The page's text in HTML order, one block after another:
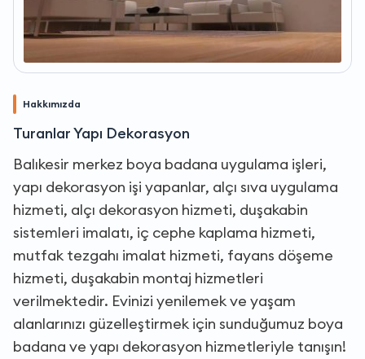
Hakkımızda
Turanlar Yapı Dekorasyon
Balıkesir merkez boya badana uygulama işleri,
yapı dekorasyon işi yapanlar, alçı sıva uygulama
hizmeti, alçı dekorasyon hizmeti, duşakabin
sistemleri imalatı, iç cephe kaplama hizmeti,
mutfak tezgahı imalat hizmeti, fayans döşeme
hizmeti, duşakabin montaj hizmetleri
verilmektedir. Evinizi yenilemek ve yaşam
alanlarınızı güzelleştirmek için sunduğumuz boya
badana ve yapı dekorasyon hizmetleriyle tanışın!